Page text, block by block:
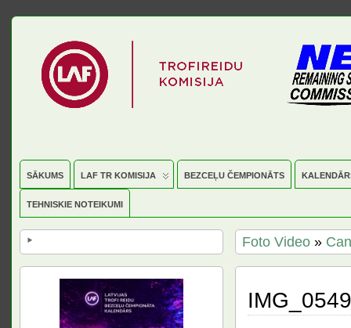
SĀKUMS LAF TR KOMISIJA BEZCEĻU ČEMPIONĀTS
TEHNISKIE NOTEIKUMI
Foto Video»
IMG_0549